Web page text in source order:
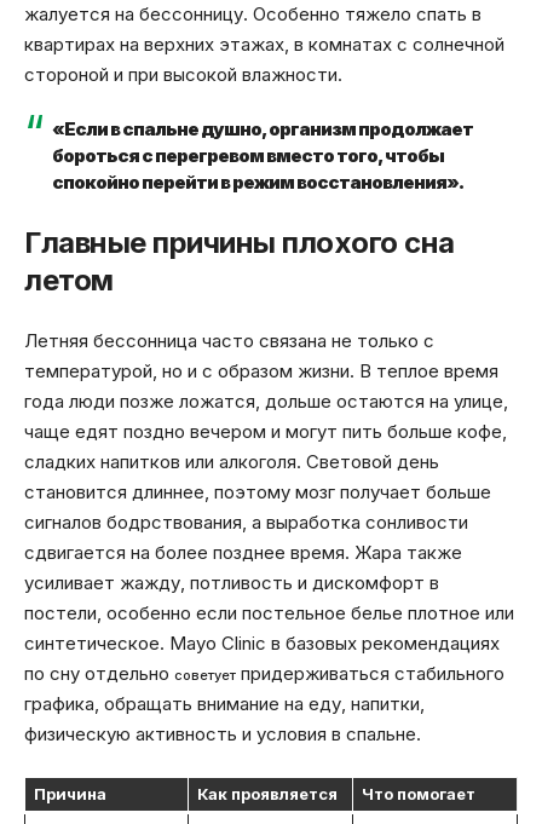
жалуется на бессонницу. Особенно тяжело спать в
квартирах на верхних этажах, в комнатах с солнечной
стороной и при высокой влажности.
«Если в спальне душно, организм продолжает
бороться с перегревом вместо того, чтобы
спокойно перейти в режим восстановления».
Главные причины плохого сна
летом
Летняя бессонница часто связана не только с
температурой, но и с образом жизни. В теплое время
года люди позже ложатся, дольше остаются на улице,
чаще едят поздно вечером и могут пить больше кофе,
сладких напитков или алкоголя. Световой день
становится длиннее, поэтому мозг получает больше
сигналов бодрствования, а выработка сонливости
сдвигается на более позднее время. Жара также
усиливает жажду, потливость и дискомфорт в
постели, особенно если постельное белье плотное или
синтетическое. Mayo Clinic в базовых рекомендациях
по сну отдельно советует придерживаться стабильного
графика, обращать внимание на еду, напитки,
физическую активность и условия в спальне.
Причина Как проявляется Что помогает